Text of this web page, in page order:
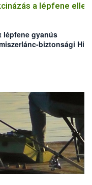
a lépfene elleni
lépfene gyanús
biztonsági
megyei, legelőn
az elmúlt években
érdekében
és a megelőzést